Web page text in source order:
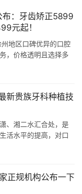
布：牙齿矫正5899
元起！
地区口碑优异的口腔
，价格透明且选择多
新贵族牙科种植技
、湘二水汇合处，是
活水平的提高，对口
正规机构公布一下